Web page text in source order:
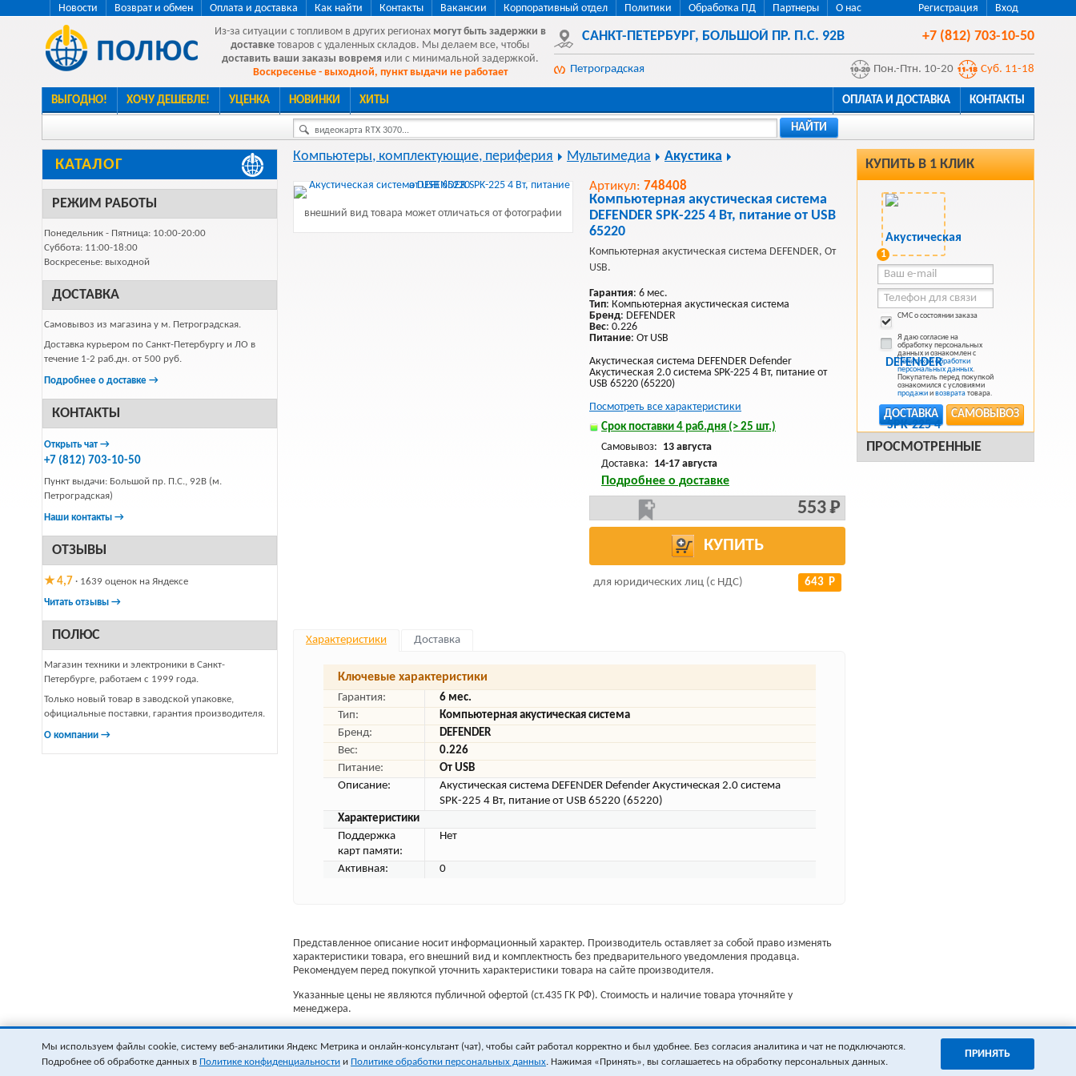
Регистрация Вход
Новости Возврат и обмен Оплата и доставка Как найти Контакты Вакансии Корпоративный отдел Политики Обработка ПД Партнеры
О нас
Из-за ситуации с топливом в других регионах могут быть задержки в
доставке товаров с удаленных складов. Мы делаем все, чтобы
доставить ваши заказы вовремя или с минимальной задержкой.
Воскресенье - выходной, пункт выдачи не работает
САНКТ-ПЕТЕРБУРГ, БОЛЬШОЙ ПР. П.С. 92В +7 (812) 703-10-50
Петроградская Пон.-Птн. 10-20 Суб. 11-18
ВЫГОДНО! ХОЧУ ДЕШЕВЛЕ! УЦЕНКА НОВИНКИ ХИТЫ ОПЛАТА И ДОСТАВКА КОНТАКТЫ
видеокарта RTX 3070... НАЙТИ
КАТАЛОГ
РЕЖИМ РАБОТЫ
Понедельник - Пятница: 10:00-20:00
Суббота: 11:00-18:00
Воскресенье: выходной
ДОСТАВКА
Самовывоз из магазина у м. Петроградская.
Доставка курьером по Санкт-Петербургу и ЛО в
течение 1-2 раб.дн. от 500 руб.
Подробнее о доставке →
КОНТАКТЫ
Открыть чат →
+7 (812) 703-10-50
Пункт выдачи: Большой пр. П.С., 92В (м.
Петроградская)
Наши контакты →
ОТЗЫВЫ
★ 4,7 · 1639 оценок на Яндексе
Читать отзывы →
ПОЛЮС
Магазин техники и электроники в Санкт-
Петербурге, работаем с 1999 года.
Только новый товар в заводской упаковке,
официальные поставки, гарантия производителя.
О компании →
КУПИТЬ В 1 КЛИК
1
СМС о состоянии заказа
Я даю согласие на
обработку персональных
данных и ознакомлен с
Политикой обработки
персональных данных.
Покупатель перед покупкой
ознакомился с условиями
продажиивозврататовара.
САМОВЫВОЗ
ДОСТАВКА
ПРОСМОТРЕННЫЕ
Компьютеры, комплектующие, периферия Мультимедиа Акустика
внешний вид товара может отличаться от фотографии
Артикул: 748408
Компьютерная акустическая система
DEFENDER SPK-225 4 Вт, питание от USB
65220
Компьютерная акустическая система DEFENDER, От
USB.
Гарантия: 6 мес.
Тип: Компьютерная акустическая система
Бренд: DEFENDER
Вес: 0.226
Питание: От USB
Акустическая система DEFENDER Defender
Акустическая 2.0 система SPK-225 4 Вт, питание от
USB 65220 (65220)
Посмотреть все характеристики
Срок поставки 4 раб.дня (> 25 шт.)
Самовывоз: 13 августа
Доставка: 14-17 августа
Подробнее о доставке
553 Р
КУПИТЬ
для юридических лиц (с НДС) 643 Р
Характеристики Доставка
Ключевые характеристики
Гарантия:
6 мес.
Тип:
Компьютерная акустическая система
Бренд:
DEFENDER
Вес:
0.226
Питание:
От USB
Описание:
Акустическая система DEFENDER Defender Акустическая 2.0 система
SPK-225 4 Вт, питание от USB 65220 (65220)
Характеристики
Поддержка
карт памяти:
Нет
Активная: 0
Представленное описание носит информационный характер. Производитель оставляет за собой право изменять
характеристики товара, его внешний вид и комплектность без предварительного уведомления продавца.
Рекомендуем перед покупкой уточнить характеристики товара на сайте производителя.
Указанные цены не являются публичной офертой (ст.435 ГК РФ). Стоимость и наличие товара уточняйте у
менеджера.
Мы используем файлы cookie, систему веб-аналитики Яндекс Метрика и онлайн-консультант (чат), чтобы сайт работал корректно и был удобнее. Без согласия аналитика и чат не подключаются.
Подробнее об обработке данных в Политике конфиденциальности и Политике обработки персональных данных . Нажимая «Принять», вы соглашаетесь на обработку персональных данных.
ПРИНЯТЬ